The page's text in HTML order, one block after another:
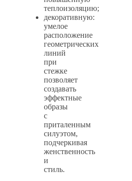
теплоизоляцию;
декоративную:
умелое
расположение
геометрических
линий
при
стежке
позволяет
создавать
эффектные
образы
с
приталенным
силуэтом,
подчеркивая
женственность
и
стиль.